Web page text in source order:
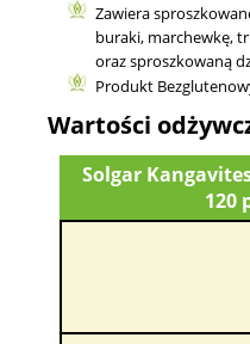
Zawiera
buraki, marchewkę,
oraz sproszkowaną
Produkt
Wartości
Solgar
120